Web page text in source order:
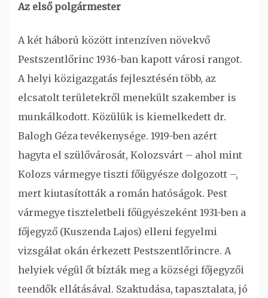
Az első polgármester
A két háború között intenzíven növekvő
Pestszentlőrinc 1936-ban kapott városi rangot.
A helyi közigazgatás fejlesztésén több, az
elcsatolt területekről menekült szakember is
munkálkodott. Közülük is kiemelkedett dr.
Balogh Géza tevékenysége. 1919-ben azért
hagyta el szülővárosát, Kolozsvárt – ahol mint
Kolozs vármegye tiszti főügyésze dolgozott –,
mert kiutasították a román hatóságok. Pest
vármegye tiszteletbeli főügyészeként 1931-ben a
főjegyző (Kuszenda Lajos) elleni fegyelmi
vizsgálat okán érkezett Pestszentlőrincre. A
helyiek végül őt bízták meg a községi főjegyzői
teendők ellátásával. Szaktudása, tapasztalata, jó